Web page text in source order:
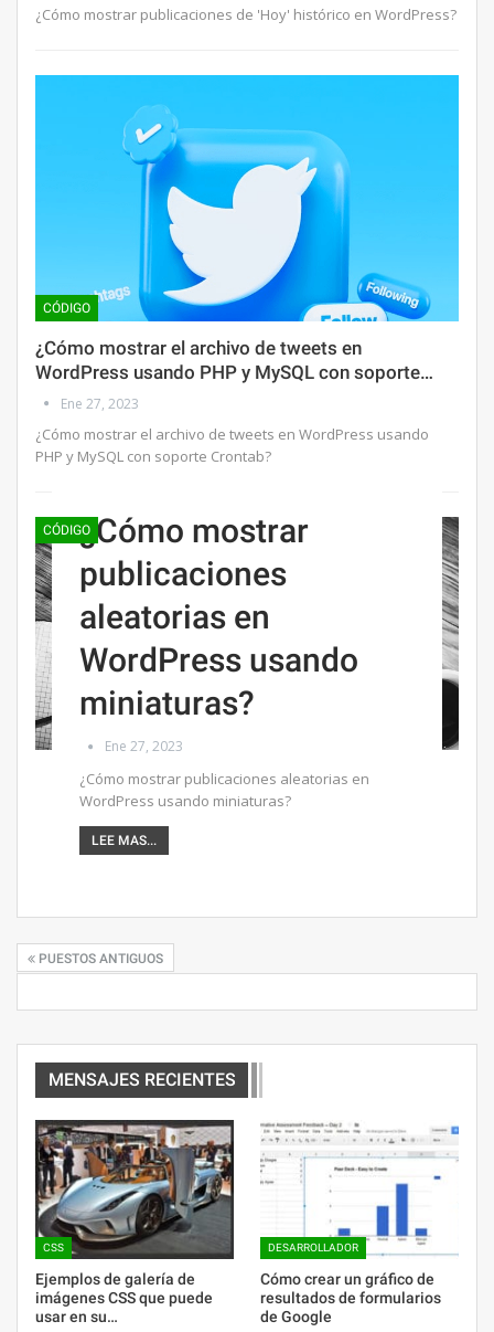
¿Cómo mostrar publicaciones de 'Hoy' histórico en WordPress?
CÓDIGO
¿Cómo mostrar el archivo de tweets en
WordPress usando PHP y MySQL con soporte…
Ene 27, 2023
¿Cómo mostrar el archivo de tweets en WordPress usando
PHP y MySQL con soporte Crontab?
CÓDIGO¿Cómo mostrar
publicaciones
aleatorias en
WordPress usando
miniaturas?
Ene 27, 2023
¿Cómo mostrar publicaciones aleatorias en
WordPress usando miniaturas?
LEE MAS...
PUESTOS ANTIGUOS
MENSAJES RECIENTES
CSS
Ejemplos de galería de
imágenes CSS que puede
usar en su…
DESARROLLADOR
Cómo crear un gráfico de
resultados de formularios
de Google